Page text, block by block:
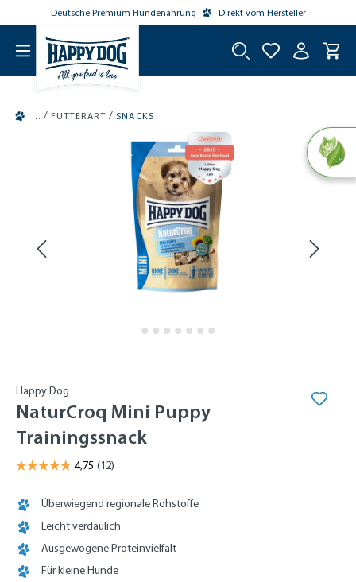
springen
Deutsche Premium Hundenahrung Direkt vom Hersteller
/ FUTTERART / SNACKS
Happy Dog
NaturCroq Mini Puppy
Trainingssnack
Überwiegend regionale Rohstoffe
Leicht verdaulich
Ausgewogene Proteinvielfalt
Für kleine Hunde